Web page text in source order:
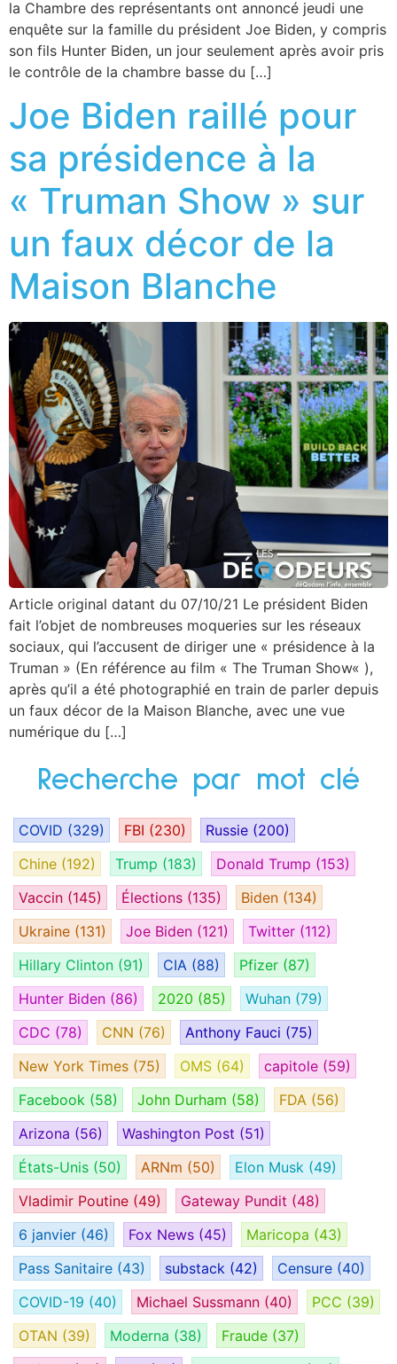
la Chambre des représentants ont annoncé jeudi une
enquête sur la famille du président Joe Biden, y compris
son fils Hunter Biden, un jour seulement après avoir pris
le contrôle de la chambre basse du […]
Joe Biden raillé pour
sa présidence à la
« Truman Show » sur
un faux décor de la
Maison Blanche
Article original datant du 07/10/21 Le président Biden
fait l’objet de nombreuses moqueries sur les réseaux
sociaux, qui l’accusent de diriger une « présidence à la
Truman » (En référence au film « The Truman Show« ),
après qu’il a été photographié en train de parler depuis
un faux décor de la Maison Blanche, avec une vue
numérique du […]
Recherche par mot clé
COVID (329) FBI (230) Russie (200)
Chine (192) Trump (183) Donald Trump (153)
Vaccin (145) Élections (135) Biden (134)
Ukraine (131) Joe Biden (121) Twitter (112)
Hillary Clinton (91) CIA (88) Pfizer (87)
Hunter Biden (86) 2020 (85) Wuhan (79)
CDC (78) CNN (76) Anthony Fauci (75)
New York Times (75) OMS (64) capitole (59)
Facebook (58) John Durham (58) FDA (56)
Arizona (56) Washington Post (51)
États-Unis (50) ARNm (50) Elon Musk (49)
Vladimir Poutine (49) Gateway Pundit (48)
6 janvier (46) Fox News (45) Maricopa (43)
Pass Sanitaire (43) substack (42) Censure (40)
COVID-19 (40) Michael Sussmann (40) PCC (39)
OTAN (39) Moderna (38) Fraude (37)